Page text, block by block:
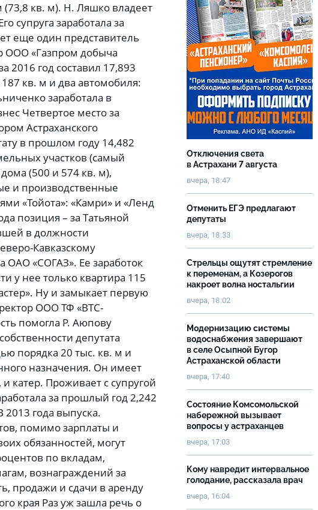
кв. м). Н. Ляшко владеет
супруга заработала за
еще один представитель
ООО «Газпром добыча
2016 год составил 17,893
кв. м и два автомобиля:
заработала в
Четвертое место за
Астраханского
в прошлом году 14,482
участков (самый
(500 и 574 кв. м),
и производственные
«Тойота»: «Камри» и «Ленд
позиция – за Татьяной
в должности
Кавказскому
ОАО «СОГАЗ». Ее заработок
у нее только квартира 115
Ну и замыкает первую
ООО ТФ «ВТС-
помогла Р. Аюпову
депутата
порядка 20 тыс. кв. м и
назначения. Он имеет
катер. Проживает с супругой
за прошлый год 2,242
года выпуска.
помимо зарплаты и
обязанностей, могут
по вкладам,
вознаграждений за
продажи и сдачи в аренду
края Раз уж зашла речь о
Отключения света
в Астрахани 7 августа
вчера, 18:47
Отменить ЕГЭ предлагают
депутаты
вчера, 18:33
Стрельцы ощутят стремление
к переменам, а Козерогов
накроет волна ностальгии
вчера, 18:02
Модернизацию системы
водоснабжения завершают
в селе Осыпной Бугор
Астраханской области
вчера, 17:40
Состояние Комсомольской
набережной вызывает
вопросы у астраханцев
вчера, 17:03
Кому навредит интервальное
голодание, рассказала врач
вчера, 16:04